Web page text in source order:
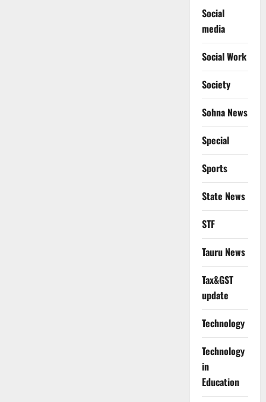
Social
media
Social Work
Society
Sohna News
Special
Sports
State News
STF
Tauru News
Tax&GST
update
Technology
Technology
in
Education